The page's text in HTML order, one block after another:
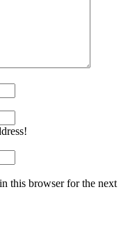
this browser for the next